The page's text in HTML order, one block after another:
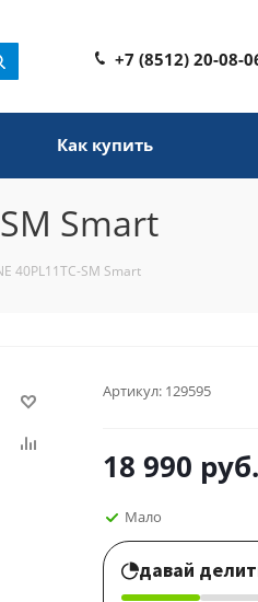
+7 (8512) 20-08-
Как купить
Smart
40PL11TC-SM Smart
Артикул: 129595
18 990 руб.
Мало
давай